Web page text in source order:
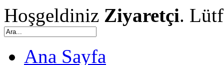
Hoşgeldiniz Ziyaretçi.
Ana Sayfa